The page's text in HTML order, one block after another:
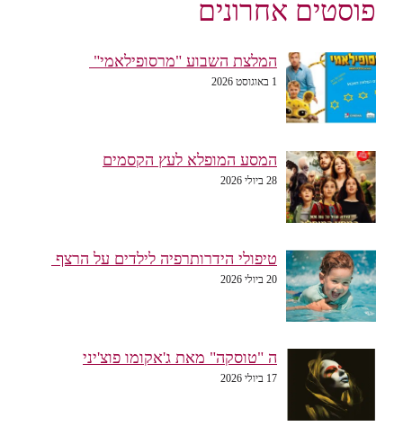
פוסטים אחרונים
המלצת השבוע "מרסופילאמי"
1 באוגוסט 2026
המסע המופלא לעץ הקסמים
28 ביולי 2026
טיפולי הידרותרפיה לילדים על הרצף
20 ביולי 2026
ה "טוסקה" מאת ג'אקומו פוצ'יני
17 ביולי 2026